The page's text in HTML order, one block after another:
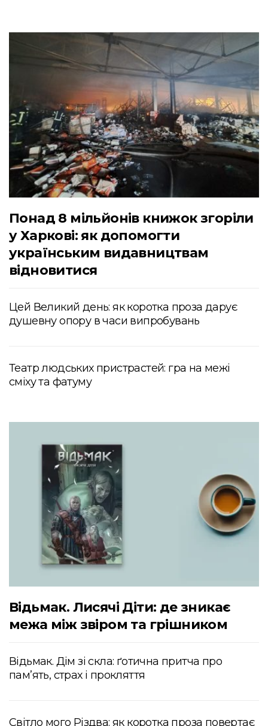
Понад 8 мільйонів книжок згоріли
у Харкові: як допомогти
українським видавництвам
відновитися
Цей Великий день: як коротка проза дарує
душевну опору в часи випробувань
Театр людських пристрастей: гра на межі
сміху та фатуму
Відьмак. Лисячі Діти: де зникає
межа між звіром та грішником
Відьмак. Дім зі скла: ґотична притча про
пам’ять, страх і прокляття
Світло мого Різдва: як коротка проза повертає